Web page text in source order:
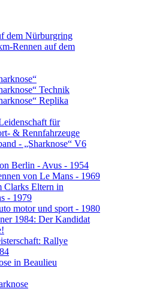
dem Nürburgring
Rennen auf dem
Technik
Replika
für
& Rennfahrzeuge
- „Sharknose“ V6
Berlin - Avus - 1954
von Le Mans - 1969
Clarks Eltern in
- 1979
motor und sport - 1980
1984: Der Kandidat
Rallye
in Beaulieu